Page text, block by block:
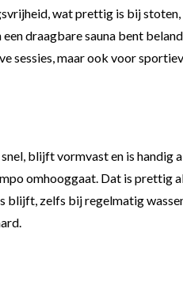
wat prettig is bij stoten,
draagbare sauna bent
maar ook voor
blijft vormvast en is handig
omhooggaat. Dat is prettig
zelfs bij regelmatig